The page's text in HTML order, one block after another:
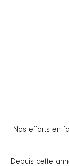
Nos efforts en
Depuis cette